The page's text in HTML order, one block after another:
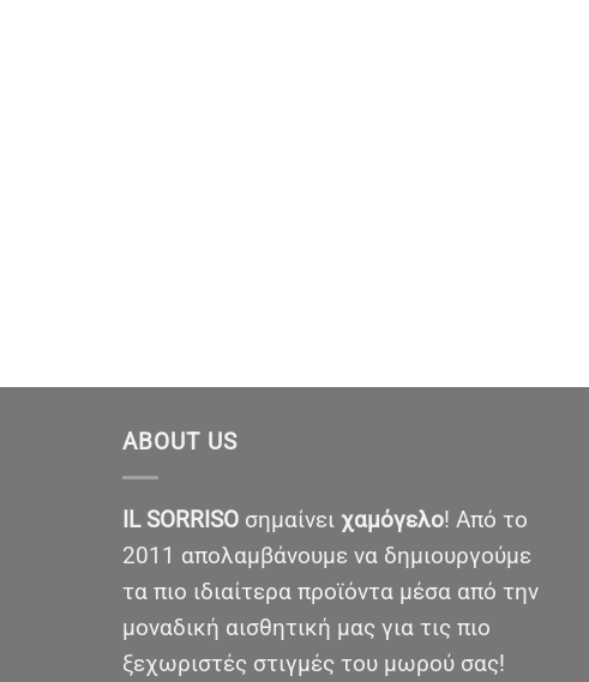
ABOUT US
IL SORRISO σημαίνει χαμόγελο! Από το
2011 απολαμβάνουμε να δημιουργούμε
τα πιο ιδιαίτερα προϊόντα μέσα από την
μοναδική αισθητική μας για τις πιο
ξεχωριστές στιγμές του μωρού σας!